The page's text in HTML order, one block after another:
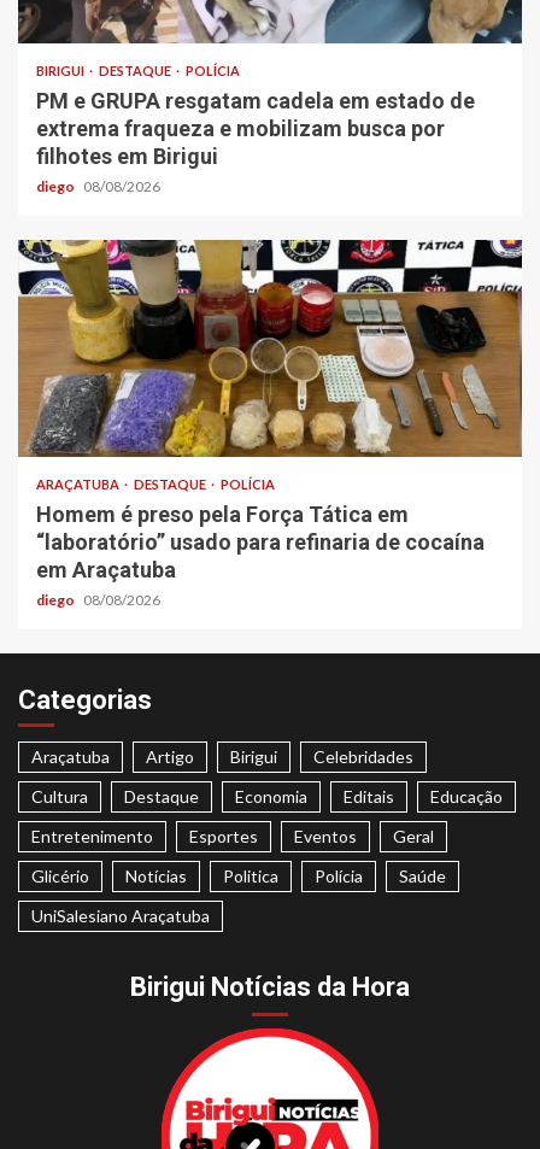
BIRIGUI DESTAQUE POLÍCIA
PM e GRUPA resgatam cadela em estado de
extrema fraqueza e mobilizam busca por
filhotes em Birigui
diego 08/08/2026
ARAÇATUBA DESTAQUE POLÍCIA
Homem é preso pela Força Tática em
“laboratório” usado para refinaria de cocaína
em Araçatuba
diego 08/08/2026
Categorias
Araçatuba Artigo Birigui
Celebridades
Cultura
Destaque Economia Editais
Educação
Entretenimento
Esportes Eventos
Geral
Glicério
Notícias Politica Polícia
Saúde
UniSalesiano Araçatuba
Birigui Notícias da Hora